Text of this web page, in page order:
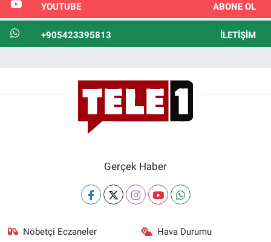
YOUTUBE ABONE OL
+905423395813 İLETIŞIM
Gerçek Haber
Nöbetçi Eczaneler Hava Durumu